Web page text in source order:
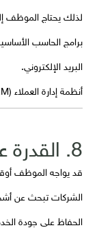
لذلك يحتاج الموظف
برامج الحاسب
البريد الإلكتروني.
أنظمة إدارة العملاء (CRM).
8. القدرة على العمل تحت الضغط
قد يواجه الموظف
الشركات تبحث عن
الحفاظ على جودة